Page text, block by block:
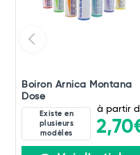
Boiron Arnica Montana
Dose
Existe en
plusieurs
modèles
à partir